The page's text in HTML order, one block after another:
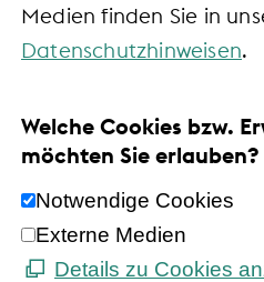
Medien finden Sie in
Datenschutzhinweisen.
Welche Cookies bzw.
möchten Sie erlauben?
Notwendige Cookies
Externe Medien
Details zu Cookies